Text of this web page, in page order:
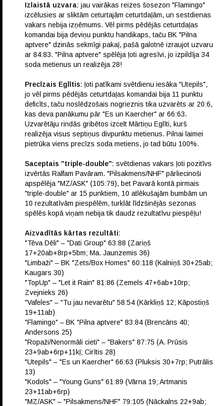
Izlaistā uzvara: jau vairākas reizes šosezon "Flamingo"
izcēlusies ar sliktām ceturtajām ceturtdaļām, un sestdienas
vakars nebija izņēmums. Vēl pirms pēdējās ceturtdaļas
komandai bija deviņu punktu handikaps, taču BK "Pilna
aptvere" dzinās sekmīgi pakaļ, pašā galotnē izraujot uzvaru
ar 84:83. "Pilna aptvere" spēlēja ļoti agresīvi, jo izpildīja 34
soda metienus un realizēja 28!
Precīzais Eglītis: ļoti patīkami svētdienu iesāka "Utepils",
jo vēl pirms pēdējās ceturtdaļas komandai bija 11 punktu
deficīts, taču noslēdzošais nogrieznis tika uzvarēts ar 20:6,
kas deva panākumu pār "Es un Kaercher" ar 66:63.
Uzvarētāju rindās gribētos izcelt Mārtiņu Eglīti, kurš
realizēja visus septiņus divpunktu metienus. Pilnai laimei
pietrūka viens precīzs soda metiens, jo tad būtu 100%.
Saceptais "triple-double": svētdienas vakars ļoti pozitīvs
izvērtās Ralfam Pavāram. "Pilsakmens/NHF" pārliecinoši
apspēlēja "MZ/ASK" (105:79), bet Pavarā kontā pirmais
"triple-double" ar 15 punktiem, 10 atlēkušajām bumbām un
10 rezultatīvām piespēlēm, turklāt līdzšinējās sezonas
spēlēs kopā viņam nebija tik daudz rezultatīvu piespēļu!
Aizvadītās kārtas rezultāti:
"Tēva Dēli" – "Dati Group" 63:88 (Zariņš
17+20ab+8rp+5bm; Ma. Jaunzemis 36)
"Limbaži" – BK "Zets/Box Homes" 60:118 (Kalniņš 30+25ab;
Kaugars 30)
"TopUp" – "Let it Rain" 81:86 (Zemels 47+6ab+10rp;
Zvejnieks 26)
"Vafeles" – "Tu jau nevarētu" 58:54 (Kārkliņš 12; Kāpostiņš
19+11ab)
"Flamingo" – BK "Pilna aptvere" 83:84 (Brencāns 40;
Andersons 25)
"Ropaži/Nenormāli cieti" – "Bakers" 87:75 (A. Prūsis
23+9ab+6rp+11kļ; Cirītis 28)
"Utepils" – "Es un Kaercher" 66:63 (Pluksis 30+7rp; Putrālis
13)
"Kodols" – "Young Guns" 61:89 (Vārna 19; Artmanis
23+11ab+6rp)
"MZ/ASK" – "Pilsakmens/NHF" 79:105 (Nāckalns 22+9ab;